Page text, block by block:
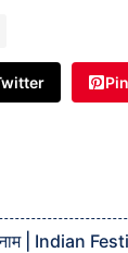
नाम | Indian